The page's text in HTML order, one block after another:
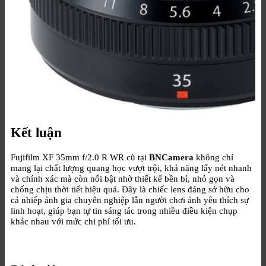
Kết luận
Fujifilm XF 35mm f/2.0 R WR cũ tại BNCamera không chỉ
mang lại chất lượng quang học vượt trội, khả năng lấy nét nhanh
và chính xác mà còn nổi bật nhờ thiết kế bền bỉ, nhỏ gọn và
chống chịu thời tiết hiệu quả. Đây là chiếc lens đáng sở hữu cho
cả nhiếp ảnh gia chuyên nghiệp lẫn người chơi ảnh yêu thích sự
linh hoạt, giúp bạn tự tin sáng tác trong nhiều điều kiện chụp
khác nhau với mức chi phí tối ưu.